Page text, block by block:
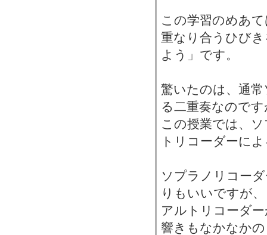
この学習のめあ
重なり合うひび
よう」です。
驚いたのは、通
る二重奏なのです
この授業では、
トリコーダーに
ソプラノリコー
りもいいですが、
アルトリコーダ
響きもなかなか